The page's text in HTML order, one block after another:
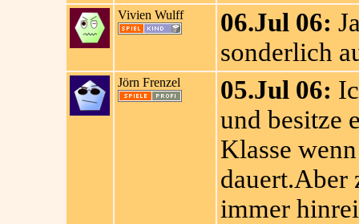
Vivien Wulff 06.Jul 06:
sonderlich
Jörn Frenzel 05.Jul 06:
und besitze
Klasse
dauert.Aber
immer